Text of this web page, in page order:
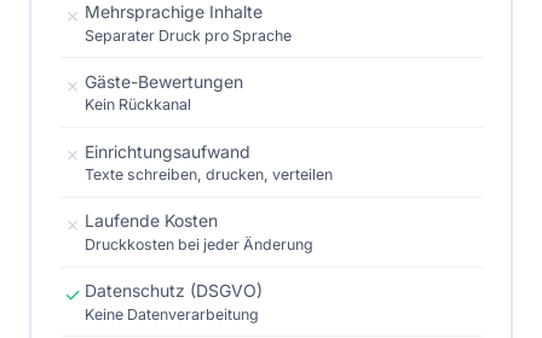
✗ Mehrsprachige Inhalte
Separater Druck pro Sprache
✗ Gäste-Bewertungen
Kein Rückkanal
✗ Einrichtungsaufwand
Texte schreiben, drucken, verteilen
✗ Laufende Kosten
Druckkosten bei jeder Änderung
✓ Datenschutz (DSGVO)
Keine Datenverarbeitung